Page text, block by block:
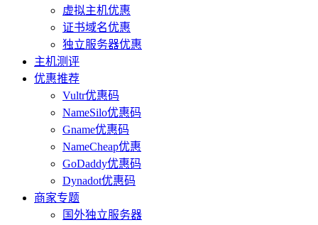
虚拟主机优惠
证书域名优惠
独立服务器优惠
主机测评
优惠推荐
Vultr优惠码
NameSilo优惠码
Gname优惠码
NameCheap优惠
GoDaddy优惠码
Dynadot优惠码
商家专题
国外独立服务器